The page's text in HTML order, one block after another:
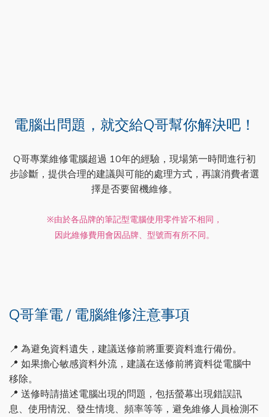
電腦出問題，就交給Q哥幫你解決吧！
Q哥專業維修電腦超過 10年的經驗，現場第一時間進行初
步診斷，提供合理的建議與可能的處理方式，再讓消費者選
擇是否要留機維修。
※由於各品牌的筆記型電腦使用零件皆不相同，
因此維修費用會因品牌、型號而有所不同。
Q哥筆電 / 電腦維修注意事項
📍 為避免資料遺失，建議送修前將重要資料進行備份。
📍 如果擔心敏感資料外流，建議在送修前將資料從電腦中
移除。
📍 送修時請描述電腦出現的問題，包括螢幕出現錯誤訊
息、使用情況、發生情境、頻率等等，避免維修人員檢測不